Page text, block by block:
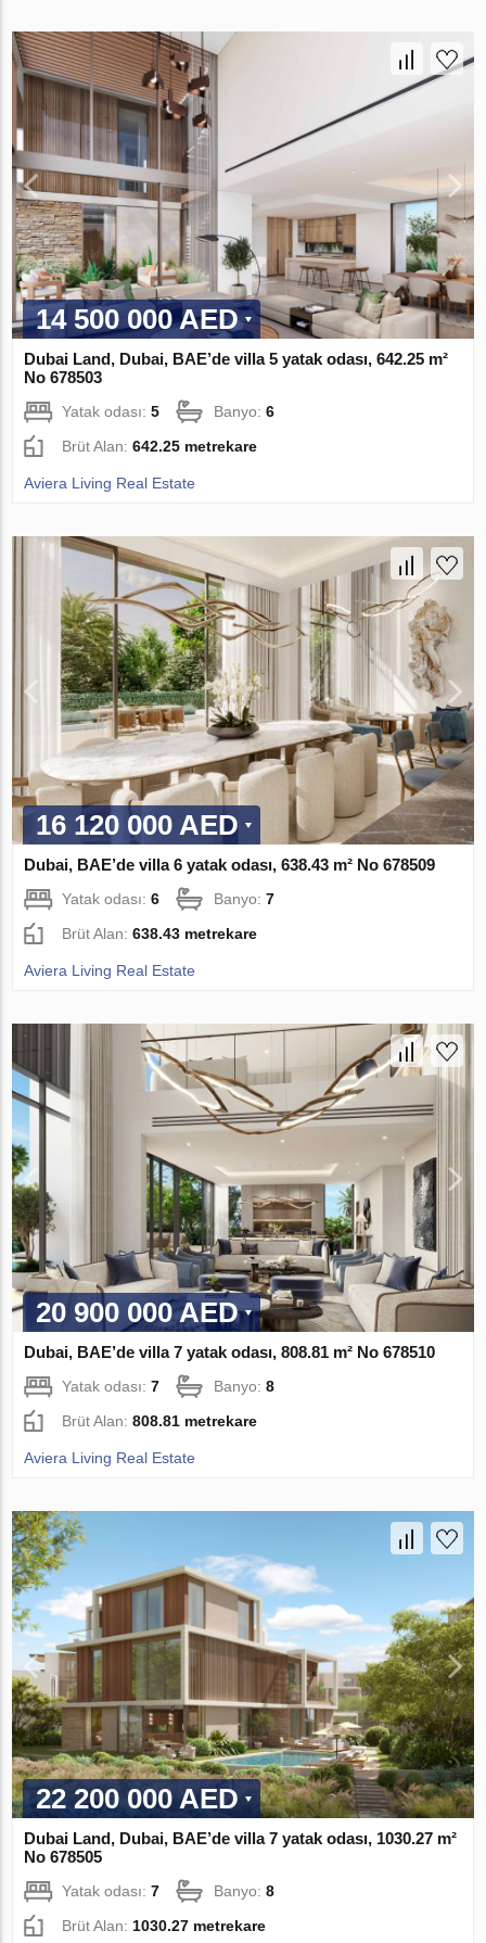
14 500 000 AED
Dubai Land, Dubai, BAE’de villa 5 yatak odası, 642.25 m²
No 678503
Yatak odası:5 Banyo:6
Brüt Alan:642.25 metrekare
Aviera Living Real Estate
16 120 000 AED
Dubai, BAE’de villa 6 yatak odası, 638.43 m² No 678509
Yatak odası:6 Banyo:7
Brüt Alan:638.43 metrekare
Aviera Living Real Estate
20 900 000 AED
Dubai, BAE’de villa 7 yatak odası, 808.81 m² No 678510
Yatak odası:7 Banyo:8
Brüt Alan:808.81 metrekare
Aviera Living Real Estate
22 200 000 AED
Dubai Land, Dubai, BAE’de villa 7 yatak odası, 1030.27 m²
No 678505
Yatak odası:7 Banyo:8
Brüt Alan:1030.27 metrekare